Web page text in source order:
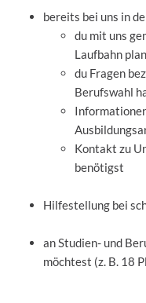
bereits bei uns in
du mit uns
Laufbahn
du Fragen
Berufswahl
Kontakt zu
benötigst
Hilfestellung bei
an Studien- und
möchtest (z. B. 18